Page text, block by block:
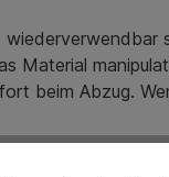
wiederverwendbar
Material
beim Abzug.